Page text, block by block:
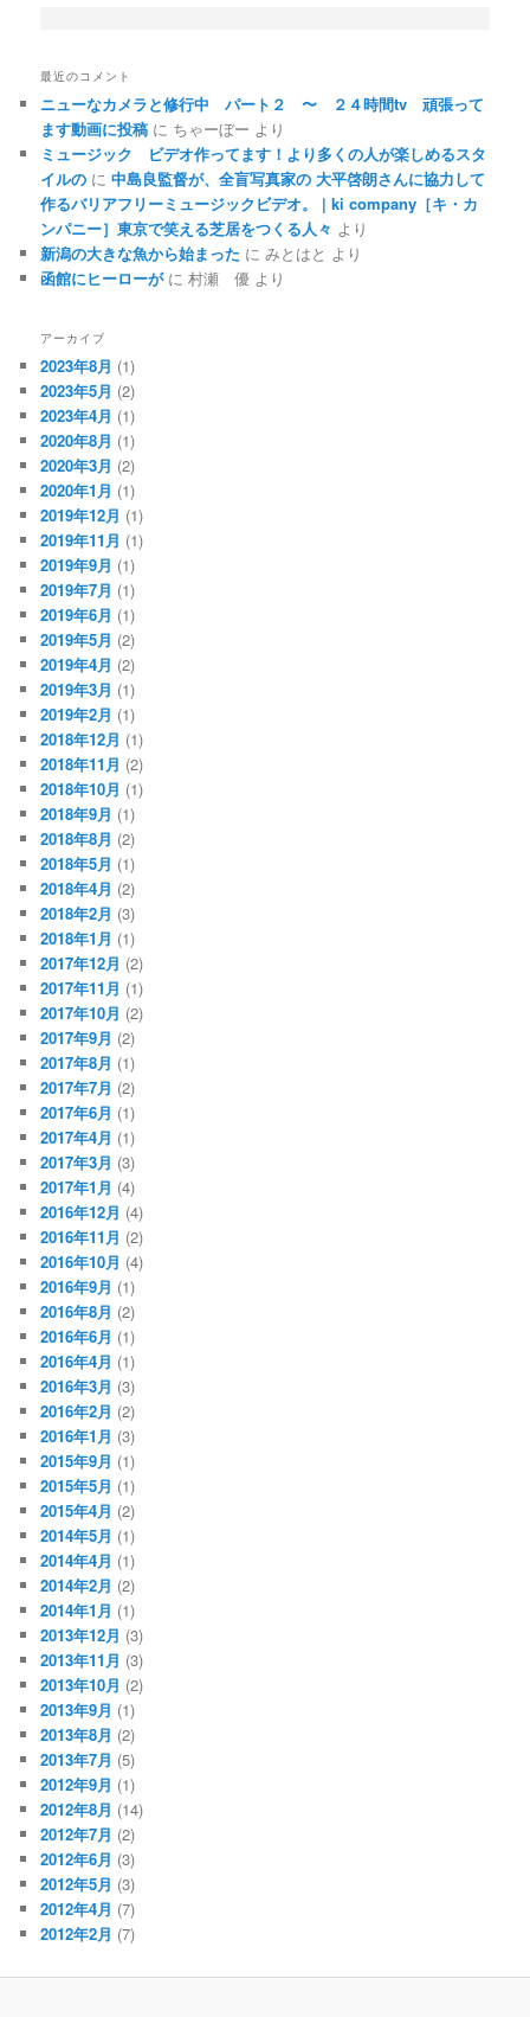
最近のコメント
ニューなカメラと修行中 パート２ 〜 ２４時間tv 頑張って
ます動画に投稿 に ちゃーぼー より
ミュージック ビデオ作ってます！より多くの人が楽しめるスタ
イルの に中島良監督が、全盲写真家の 大平啓朗さんに協力して
作るバリアフリーミュージックビデオ。 | ki company［キ・カ
ンパニー］東京で笑える芝居をつくる人々 より
新潟の大きな魚から始まった にみとはと より
函館にヒーローがに村瀬 優 より
アーカイブ
2023年8月 (1)
2023年5月 (2)
2023年4月 (1)
2020年8月 (1)
2020年3月 (2)
2020年1月 (1)
2019年12月 (1)
2019年11月 (1)
2019年9月 (1)
2019年7月 (1)
2019年6月 (1)
2019年5月 (2)
2019年4月 (2)
2019年3月 (1)
2019年2月 (1)
2018年12月 (1)
2018年11月 (2)
2018年10月 (1)
2018年9月 (1)
2018年8月 (2)
2018年5月 (1)
2018年4月 (2)
2018年2月 (3)
2018年1月 (1)
2017年12月 (2)
2017年11月 (1)
2017年10月 (2)
2017年9月 (2)
2017年8月 (1)
2017年7月 (2)
2017年6月 (1)
2017年4月 (1)
2017年3月 (3)
2017年1月 (4)
2016年12月 (4)
2016年11月 (2)
2016年10月 (4)
2016年9月 (1)
2016年8月 (2)
2016年6月 (1)
2016年4月 (1)
2016年3月 (3)
2016年2月 (2)
2016年1月 (3)
2015年9月 (1)
2015年5月 (1)
2015年4月 (2)
2014年5月 (1)
2014年4月 (1)
2014年2月 (2)
2014年1月 (1)
2013年12月 (3)
2013年11月 (3)
2013年10月 (2)
2013年9月 (1)
2013年8月 (2)
2013年7月 (5)
2012年9月 (1)
2012年8月 (14)
2012年7月 (2)
2012年6月 (3)
2012年5月 (3)
2012年4月 (7)
2012年2月 (7)